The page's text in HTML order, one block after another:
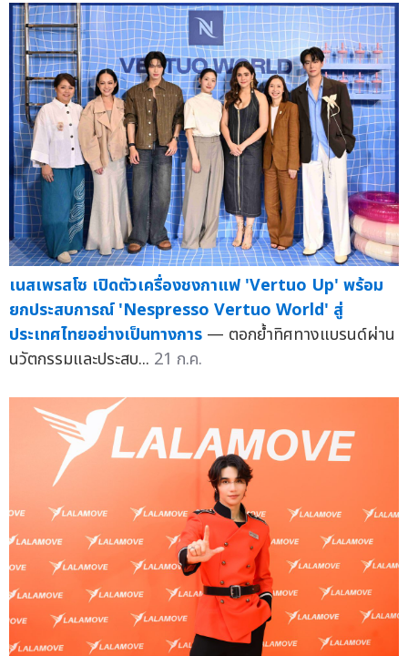
เนสเพรสโซ เปิดตัวเครื่องชงกาแฟ 'Vertuo Up' พร้อม
ยกประสบการณ์ 'Nespresso Vertuo World' สู่
ประเทศไทยอย่างเป็นทางการ — ตอกย้ำทิศทางแบรนด์ผ่าน
นวัตกรรมและประสบ... 21 ก.ค.